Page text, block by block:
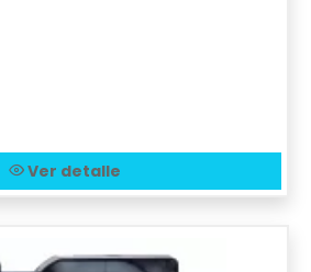
Ver detalle